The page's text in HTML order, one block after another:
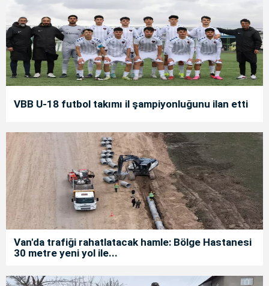
VBB U-18 futbol takımı il şampiyonluğunu ilan etti
Van'da trafiği rahatlatacak hamle: Bölge Hastanesi
30 metre yeni yol ile...